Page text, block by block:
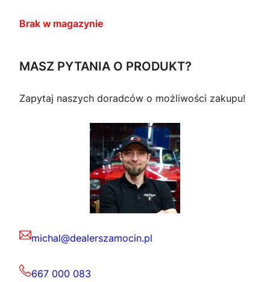
Brak w magazynie
MASZ PYTANIA O PRODUKT?
Zapytaj naszych doradców o możliwości zakupu!
michal@dealerszamocin.pl
667 000 083